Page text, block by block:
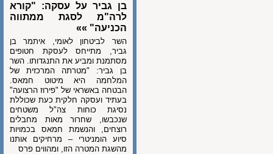
בן גביר על עסקה: "קורא
לרה"מ לסגת ממתווה
הכניעה" »»
השר לביטחון לאומי, איתמר בן
גביר, מתייחס לעסקת חטופים
מסתמנת ומביע את התנגדותו. השר
בן גביר: "מטרתה המרכזית של
המלחמה היא מיטוט חמאס.
הבטחה באשראי של "פירוז הרצועה"
בעתיד ועסקה חלקית כעת שכוללת
נסיגת כוחות צה"ל משטחים
שנכבשו, שחרור מאות מחבלים
רוצחים, והנשמת חמאס בכמויות
סיוע הומניטרי – מרחיקים אותנו
מהשגת המטרה הזו, ומהווים פרס